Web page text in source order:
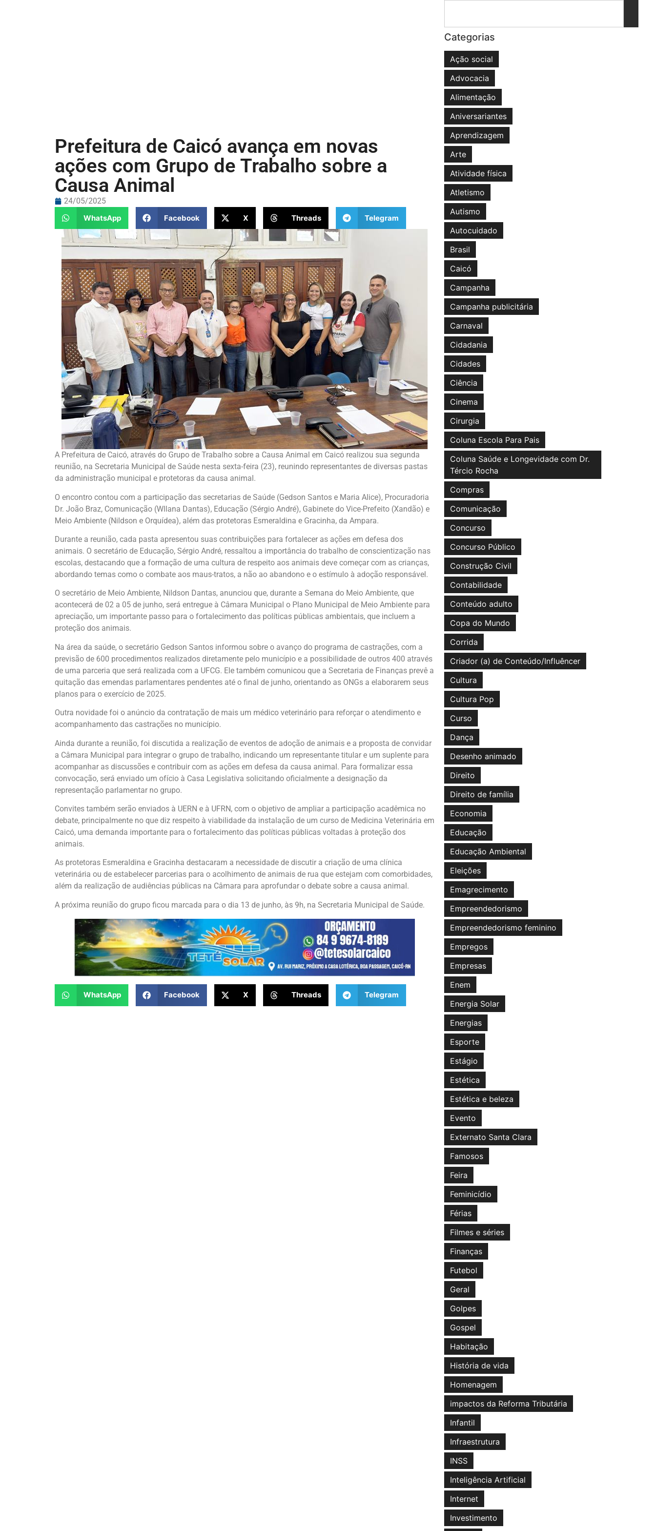
Prefeitura de Caicó avança em novas
ações com Grupo de Trabalho sobre a
Causa Animal
24/05/2025
WhatsApp
Facebook X Threads Telegram
A Prefeitura de Caicó, através do Grupo de Trabalho sobre a Causa Animal em Caicó realizou sua segunda
reunião, na Secretaria Municipal de Saúde nesta sexta-feira (23), reunindo representantes de diversas pastas
da administração municipal e protetoras da causa animal.
O encontro contou com a participação das secretarias de Saúde (Gedson Santos e Maria Alice), Procuradoria
Dr. João Braz, Comunicação (Wllana Dantas), Educação (Sérgio André), Gabinete do Vice-Prefeito (Xandão) e
Meio Ambiente (Nildson e Orquídea), além das protetoras Esmeraldina e Gracinha, da Ampara.
Durante a reunião, cada pasta apresentou suas contribuições para fortalecer as ações em defesa dos
animais. O secretário de Educação, Sérgio André, ressaltou a importância do trabalho de conscientização nas
escolas, destacando que a formação de uma cultura de respeito aos animais deve começar com as crianças,
abordando temas como o combate aos maus-tratos, a não ao abandono e o estímulo à adoção responsável.
O secretário de Meio Ambiente, Nildson Dantas, anunciou que, durante a Semana do Meio Ambiente, que
acontecerá de 02 a 05 de junho, será entregue à Câmara Municipal o Plano Municipal de Meio Ambiente para
apreciação, um importante passo para o fortalecimento das políticas públicas ambientais, que incluem a
proteção dos animais.
Na área da saúde, o secretário Gedson Santos informou sobre o avanço do programa de castrações, com a
previsão de 600 procedimentos realizados diretamente pelo município e a possibilidade de outros 400 através
de uma parceria que será realizada com a UFCG. Ele também comunicou que a Secretaria de Finanças prevê a
quitação das emendas parlamentares pendentes até o final de junho, orientando as ONGs a elaborarem seus
planos para o exercício de 2025.
Outra novidade foi o anúncio da contratação de mais um médico veterinário para reforçar o atendimento e
acompanhamento das castrações no município.
Ainda durante a reunião, foi discutida a realização de eventos de adoção de animais e a proposta de convidar
a Câmara Municipal para integrar o grupo de trabalho, indicando um representante titular e um suplente para
acompanhar as discussões e contribuir com as ações em defesa da causa animal. Para formalizar essa
convocação, será enviado um ofício à Casa Legislativa solicitando oficialmente a designação da
representação parlamentar no grupo.
Convites também serão enviados à UERN e à UFRN, com o objetivo de ampliar a participação acadêmica no
debate, principalmente no que diz respeito à viabilidade da instalação de um curso de Medicina Veterinária em
Caicó, uma demanda importante para o fortalecimento das políticas públicas voltadas à proteção dos
animais.
As protetoras Esmeraldina e Gracinha destacaram a necessidade de discutir a criação de uma clínica
veterinária ou de estabelecer parcerias para o acolhimento de animais de rua que estejam com comorbidades,
além da realização de audiências públicas na Câmara para aprofundar o debate sobre a causa animal.
A próxima reunião do grupo ficou marcada para o dia 13 de junho, às 9h, na Secretaria Municipal de Saúde.
WhatsApp Facebook X Threads Telegram
Categorias
Ação social
Advocacia
Alimentação
Aniversariantes
Aprendizagem
Arte
Atividade física
Atletismo
Autismo
Autocuidado
Brasil
Caicó
Campanha
Campanha publicitária
Carnaval
Cidadania
Cidades
Ciência
Cinema
Cirurgia
Coluna Escola Para Pais
Coluna Saúde e Longevidade com Dr.
Tércio Rocha
Compras
Comunicação
Concurso
Concurso Público
Construção Civil
Contabilidade
Conteúdo adulto
Copa do Mundo
Corrida
Criador (a) de Conteúdo/Influêncer
Cultura
Cultura Pop
Curso
Dança
Desenho animado
Direito
Direito de família
Economia
Educação
Educação Ambiental
Eleições
Emagrecimento
Empreendedorismo
Empreendedorismo feminino
Empregos
Empresas
Enem
Energia Solar
Energias
Esporte
Estágio
Estética
Estética e beleza
Evento
Externato Santa Clara
Famosos
Feira
Feminicídio
Férias
Filmes e séries
Finanças
Futebol
Geral
Golpes
Gospel
Habitação
História de vida
Homenagem
impactos da Reforma Tributária
Infantil
Infraestrutura
INSS
Inteligência Artificial
Internet
Investimento